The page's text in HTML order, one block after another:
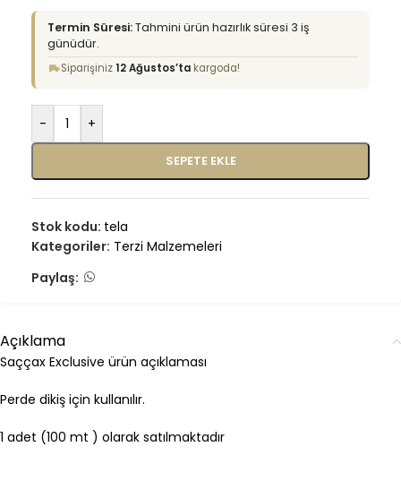
Termin Süresi:Tahmini ürün hazırlık süresi 3 iş
günüdür.
Siparişiniz12 Ağustos’ta kargoda!
- +
SEPETE EKLE
Stok kodu: tela
Kategoriler: Terzi Malzemeleri
Paylaş:
Açıklama
Saççax Exclusive ürün açıklaması
Perde dikiş için kullanılır.
1 adet (100 mt ) olarak satılmaktadır